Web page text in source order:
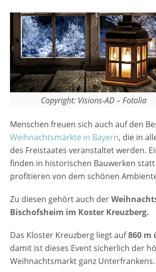
sicherlich der höchstgelegene
Weihnachtsmarkt ganz
Zahlreichen Buden locken mit
weihnachtlichen Leckereien und
Weihnachtsgeschenken - endlich
Zeit für den Weihnachtsmarkt
im Koster Kreuzberg! Wenn dann
Frau Holle auch noch mitspielen,
einfach märchenhaft auf dem
der Franken. [rule type="basic"]
Termine und Öffnungszeiten
Weihnachtsmarkt Bischofsheim
Kreuzberg 2024 29.11. - 01.12.
Eintritt Weihnachtsmarkt
Copyright: Visions-AD – Fotolia
Menschen freuen sich auch auf den
Weihnachtsmärkte in Bayern, die in
des Freistaates veranstaltet werden.
finden in historischen Bauwerken
profitieren von dem schönen
Zu diesen gehört auch der
Bischofsheim im Koster Kreuzberg.
Das Kloster Kreuzberg liegt auf860 m
damit ist dieses Event sicherlich der
Weihnachtsmarkt ganz Unterfrankens.